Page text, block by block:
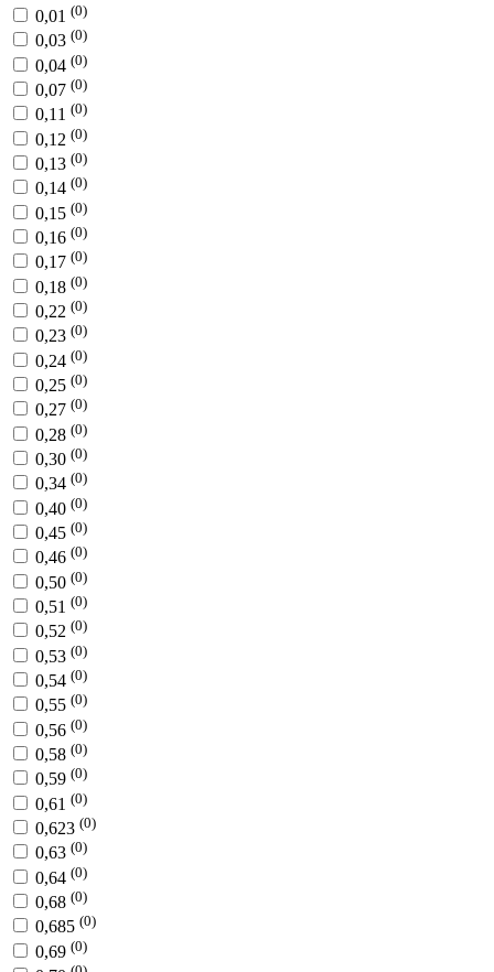
0,01 (0)
0,03 (0)
0,04 (0)
0,07 (0)
0,11 (0)
0,12 (0)
0,13 (0)
0,14 (0)
0,15 (0)
0,16 (0)
0,17 (0)
0,18 (0)
0,22 (0)
0,23 (0)
0,24 (0)
0,25 (0)
0,27 (0)
0,28 (0)
0,30 (0)
0,34 (0)
0,40 (0)
0,45 (0)
0,46 (0)
0,50 (0)
0,51 (0)
0,52 (0)
0,53 (0)
0,54 (0)
0,55 (0)
0,56 (0)
0,58 (0)
0,59 (0)
0,61 (0)
0,623 (0)
0,63 (0)
0,64 (0)
0,68 (0)
0,685 (0)
0,69 (0)